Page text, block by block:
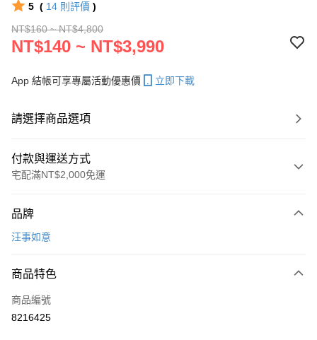
5 ( 14 則評價 )
NT$160 ~ NT$4,800
NT$140 ~ NT$3,990
App 結帳可享專屬活動優惠價 立即下載
請選擇商品選項
付款與運送方式
宅配滿NT$2,000免運
信用卡一次付款
3 期 0 利率 每期
合作金庫商業銀行
上海商業儲蓄銀行
LINE Pay
Apple Pay
品牌
汪事如意
商品特色
商品編號
8216425